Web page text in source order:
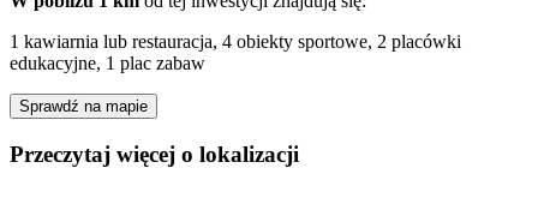
1 kawiarnia lub restauracja, 4 obiekty sportowe, 2 placówki
edukacyjne, 1 plac zabaw
Sprawdź na mapie
Przeczytaj więcej o lokalizacji